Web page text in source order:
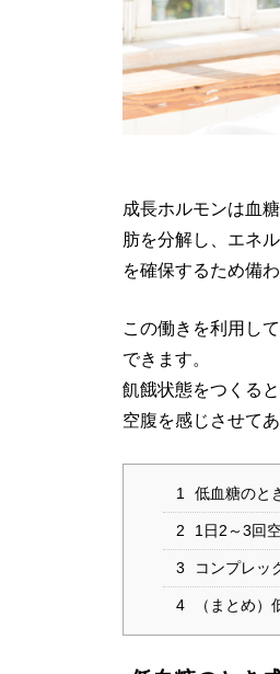
成長ホルモンは血
肪を分解し、エネ
を確保するため備
この働きを利用し
できます。
飢餓状態をつくる
空腹を感じさせて
1 低血糖のと
2 1日2～3回
3 コンプレッ
4 （まとめ）